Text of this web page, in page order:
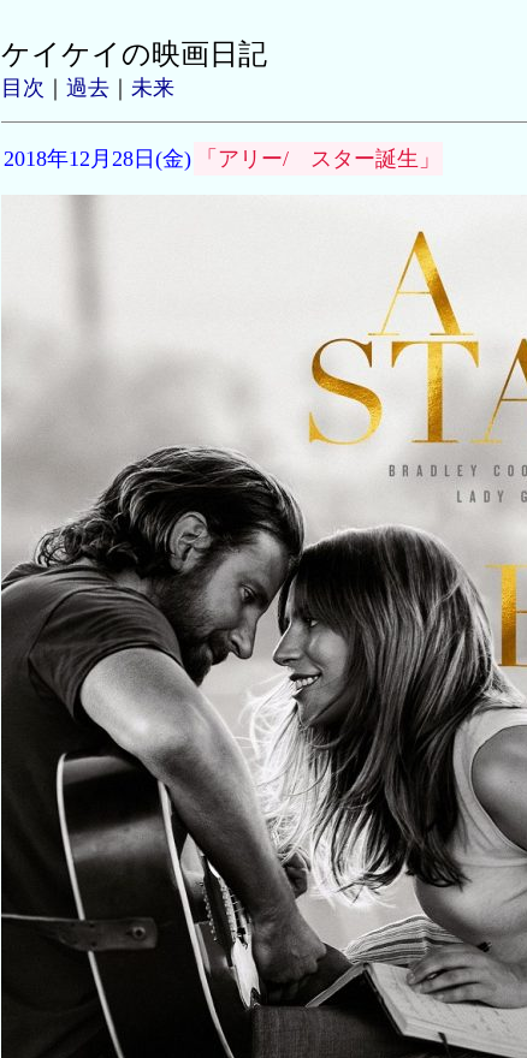
ケイケイの映画日記
目次 過去 未来
2018年12月28日(金) 「アリー/ スター誕生」